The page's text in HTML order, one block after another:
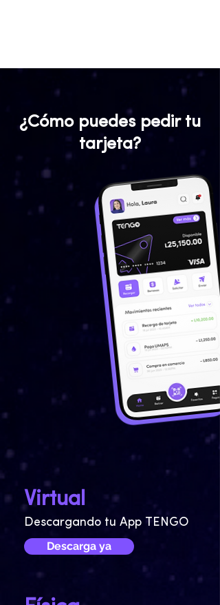
¿Cómo puedes pedir tu
tarjeta?
Virtual
Descargando tu App TENGO
Descarga ya